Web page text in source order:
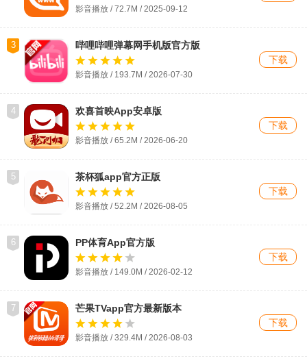
影音播放 / 72.7M / 2025-09-12
3 哔哩哔哩弹幕网手机版官方版
影音播放 / 193.7M / 2026-07-30
下载
4 欢喜首映App安卓版
影音播放 / 65.2M / 2026-06-20
下载
5 茶杯狐app官方正版
影音播放 / 52.2M /2026-08-05
下载
6 PP体育App官方版
影音播放 / 149.0M / 2026-02-12
下载
7 芒果TVapp官方最新版本
影音播放 / 329.4M / 2026-08-03
下载